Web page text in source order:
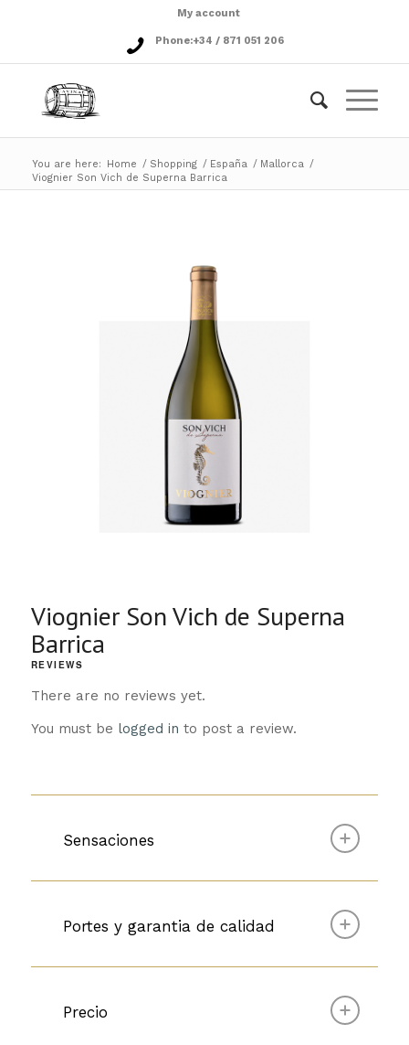
My account
Phone:+34 / 871 051 206
You are here: Home / Shopping / España / Mallorca /
Viognier Son Vich de Superna Barrica
Viognier Son Vich de Superna
Barrica
REVIEWS
There are no reviews yet.
You must be logged in to post a review.
Sensaciones
Portes y garantia de calidad
Precio